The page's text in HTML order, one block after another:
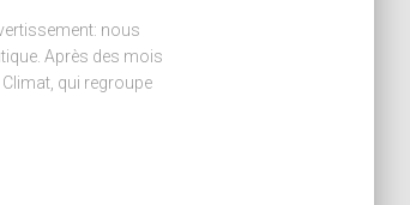
nous
Après des mois
qui regroupe